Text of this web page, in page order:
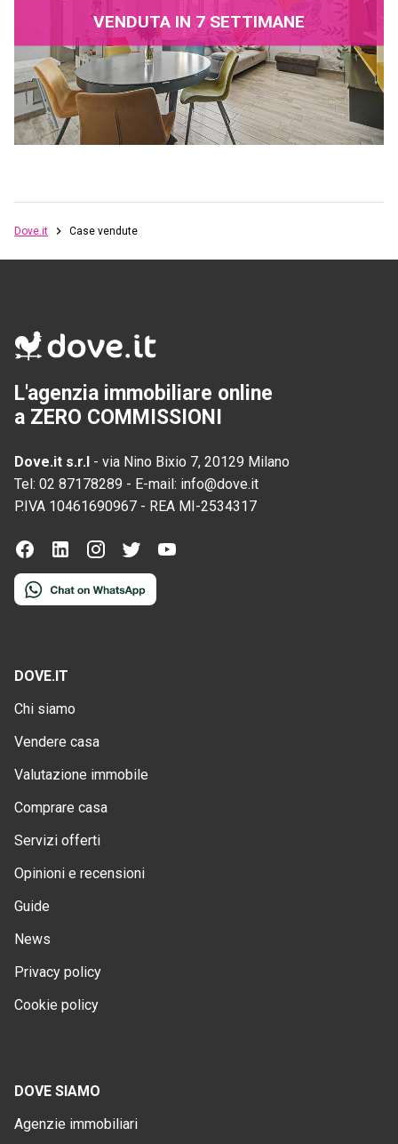
VENDUTA IN 7 SETTIMANE
Dove.it Case vendute
L'agenzia immobiliare online
a ZERO COMMISSIONI
Dove.it s.r.l - via Nino Bixio 7, 20129 Milano
Tel: 02 87178289 - E-mail: info@dove.it
P.IVA 10461690967 - REA MI-2534317
DOVE.IT
Chi siamo
Vendere casa
Valutazione immobile
Comprare casa
Servizi offerti
Opinioni e recensioni
Guide
News
Privacy policy
Cookie policy
DOVE SIAMO
Agenzie immobiliari